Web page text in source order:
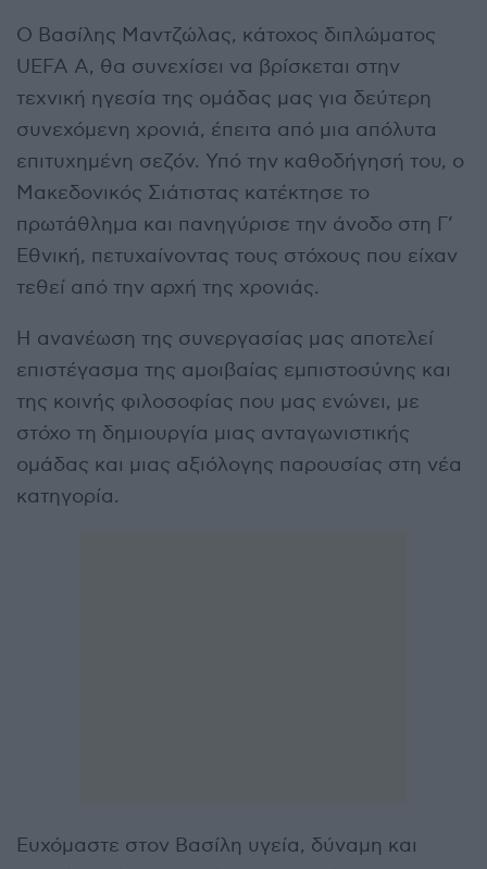
Ο Βασίλης Μαντζώλας, κάτοχος διπλώματος
UEFA A, θα συνεχίσει να βρίσκεται στην
τεχνική ηγεσία της ομάδας μας για δεύτερη
συνεχόμενη χρονιά, έπειτα από μια απόλυτα
επιτυχημένη σεζόν. Υπό την καθοδήγησή του, ο
Μακεδονικός Σιάτιστας κατέκτησε το
πρωτάθλημα και πανηγύρισε την άνοδο στη Γ’
Εθνική, πετυχαίνοντας τους στόχους που είχαν
τεθεί από την αρχή της χρονιάς.
Η ανανέωση της συνεργασίας μας αποτελεί
επιστέγασμα της αμοιβαίας εμπιστοσύνης και
της κοινής φιλοσοφίας που μας ενώνει, με
στόχο τη δημιουργία μιας ανταγωνιστικής
ομάδας και μιας αξιόλογης παρουσίας στη νέα
κατηγορία.
Ευχόμαστε στον Βασίλη υγεία, δύναμη και